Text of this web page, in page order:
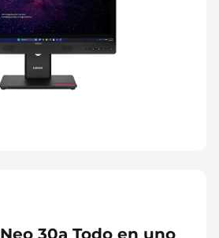
30a Todo en uno